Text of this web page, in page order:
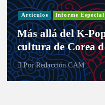
Artículos Informe Especial
Más allá del K-
cultura de Corea
PorRedacción CAM